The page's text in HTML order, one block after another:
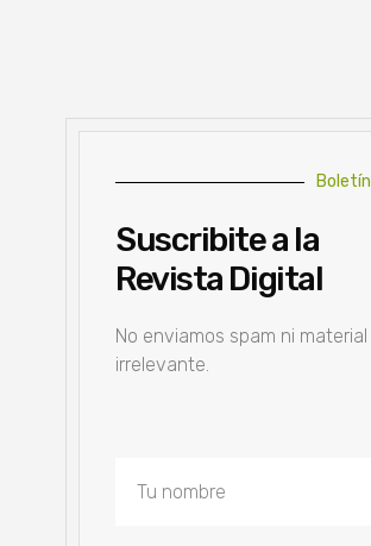
Boletín
Suscribite a la
Revista Digital
No enviamos spam ni material
irrelevante.